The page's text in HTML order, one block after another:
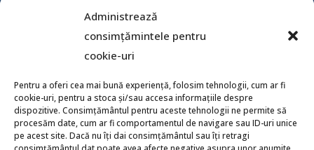
Administrează
consimțămintele pentru
cookie-uri
Pentru a oferi cea mai bună experiență, folosim tehnologii, cum ar fi
cookie-uri, pentru a stoca și/sau accesa informațiile despre
dispozitive. Consimțământul pentru aceste tehnologii ne permite să
procesăm date, cum ar fi comportamentul de navigare sau ID-uri unice
pe acest site. Dacă nu îți dai consimțământul sau îți retragi
Trimite